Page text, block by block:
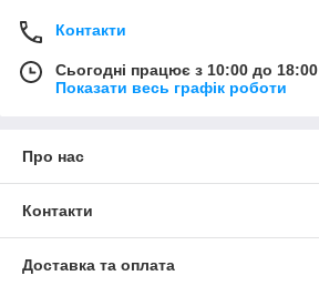
Контакти
Сьогодні працює з 10:00 до 18:00
Показати весь графік роботи
Про нас
Контакти
Доставка та оплата